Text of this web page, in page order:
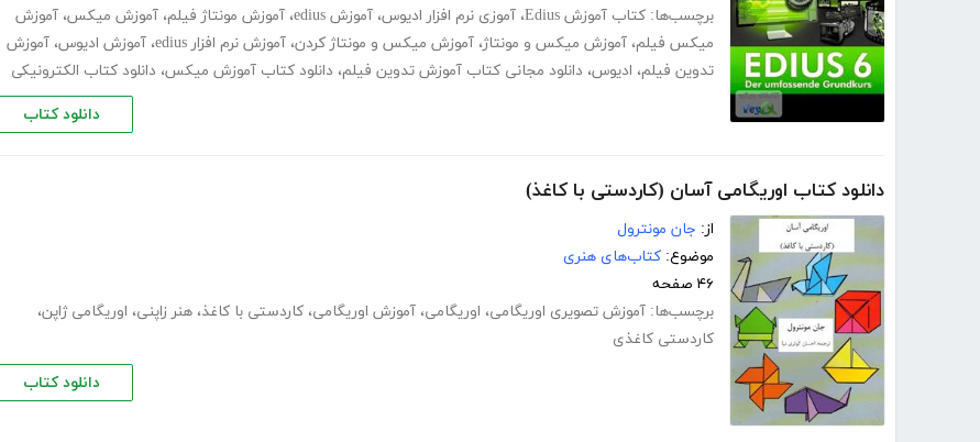
برچسب‌ها: کتاب آموزش Edius ، آموزی نرم افزار ادیوس، آموزش edius ، آموزش مونتاژ فیلم، آموزش میکس، آموزش
میکس فیلم، آموزش میکس و مونتاژ، آموزش میکس و مونتاژ کردن، آموزش نرم افزار edius ، آموزش ادیوس، آموزش
تدوین فیلم، ادیوس، دانلود مجانی کتاب آموزش تدوین فیلم، دانلود کتاب آموزش میکس، دانلود کتاب الکترونیکی
دانلود کتاب
دانلود کتاب اوریگامی آسان (کاردستی با کاغذ)
از: جان مونترول
موضوع: کتاب‌های هنری
۴۶ صفحه
برچسب‌ها: آموزش تصویری اوریگامی، اوریگامی، آموزش اوریگامی، کاردستی با کاغذ، هنر زاپنی، اوریگامی ژاپن،
کاردستی کاغذی
دانلود کتاب